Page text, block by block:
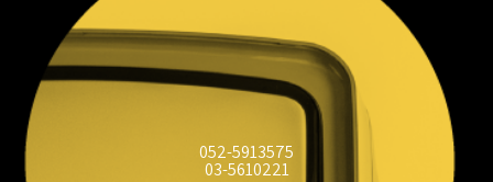
052-5913575
03-5610221